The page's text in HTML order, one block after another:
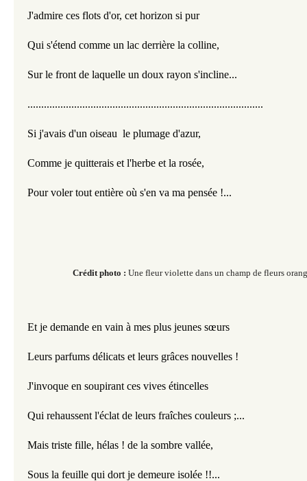
J'admire ces flots d'or, cet horizon si pur
Qui s'étend comme un lac derrière la colline,
Sur le front de laquelle un doux rayon s'incline...
......................................................................................
Si j'avais d'un oiseau  le plumage d'azur,
Comme je quitterais et l'herbe et la rosée,
Pour voler tout entière où s'en va ma pensée !...
Crédit photo : Une fleur violette dans un champ de fleurs
Et je demande en vain à mes plus jeunes sœurs
Leurs parfums délicats et leurs grâces nouvelles !
J'invoque en soupirant ces vives étincelles
Qui rehaussent l'éclat de leurs fraîches couleurs ;...
Mais triste fille, hélas ! de la sombre vallée,
Sous la feuille qui dort je demeure isolée !!...